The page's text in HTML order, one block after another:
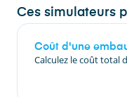
Ces simulateurs
Coût d'une
Calculez le coût total